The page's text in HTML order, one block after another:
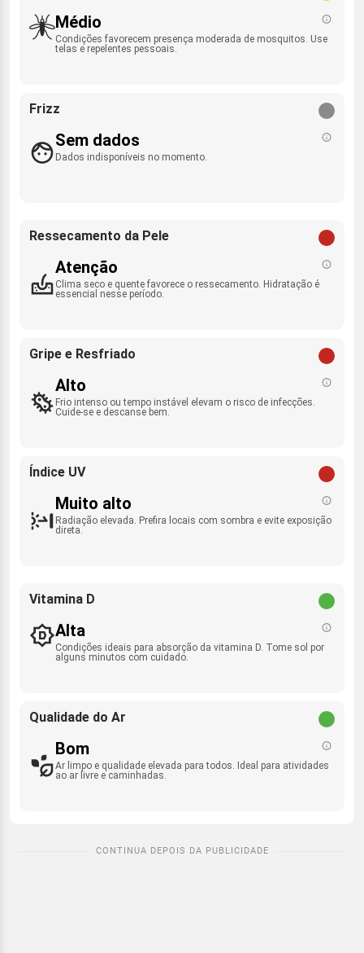
Médio
Condições favorecem presença moderada de mosquitos. Use
telas e repelentes pessoais.
Frizz
Sem dados
Dados indisponíveis no momento.
Ressecamento da Pele
Atenção
Clima seco e quente favorece o ressecamento. Hidratação é
essencial nesse período.
Gripe e Resfriado
Alto
Frio intenso ou tempo instável elevam o risco de infecções.
Cuide-se e descanse bem.
Índice UV
Muito alto
Radiação elevada. Prefira locais com sombra e evite exposição
direta.
Vitamina D
Alta
Condições ideais para absorção da vitamina D. Tome sol por
alguns minutos com cuidado.
Qualidade do Ar
Bom
Ar limpo e qualidade elevada para todos. Ideal para atividades
ao ar livre e caminhadas.